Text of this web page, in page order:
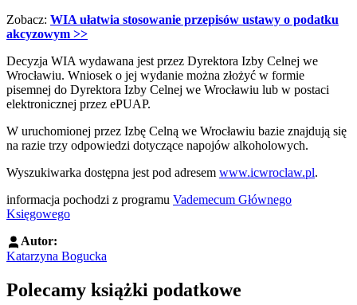
Zobacz: WIA ułatwia stosowanie przepisów ustawy o podatku
akcyzowym >>
Decyzja WIA wydawana jest przez Dyrektora Izby Celnej we
Wrocławiu. Wniosek o jej wydanie można złożyć w formie
pisemnej do Dyrektora Izby Celnej we Wrocławiu lub w postaci
elektronicznej przez ePUAP.
W uruchomionej przez Izbę Celną we Wrocławiu bazie znajdują się
na razie trzy odpowiedzi dotyczące napojów alkoholowych.
Wyszukiwarka dostępna jest pod adresem www.icwroclaw.pl.
informacja pochodzi z programu Vademecum Głównego
Księgowego
Autor:
Katarzyna Bogucka
Polecamy książki podatkowe